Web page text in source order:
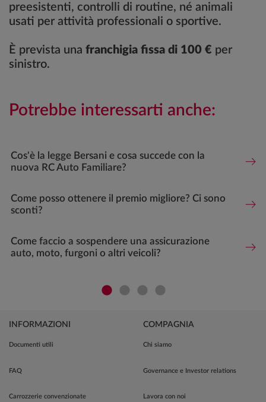
preesistenti, controlli di routine, né animali
usati per attività professionali o sportive.
È prevista una franchigia fissa di 100 € per
sinistro.
Potrebbe interessarti anche:
Cos'è la legge Bersani e cosa succede con la
nuova RC Auto Familiare?
Come posso ottenere il premio migliore? Ci sono
sconti?
Come faccio a sospendere una assicurazione
auto, moto, furgoni o altri veicoli?
INFORMAZIONI
Documenti utili
FAQ
Carrozzerie convenzionate
COMPAGNIA
Chi siamo
Governance e Investor relations
Lavora con noi